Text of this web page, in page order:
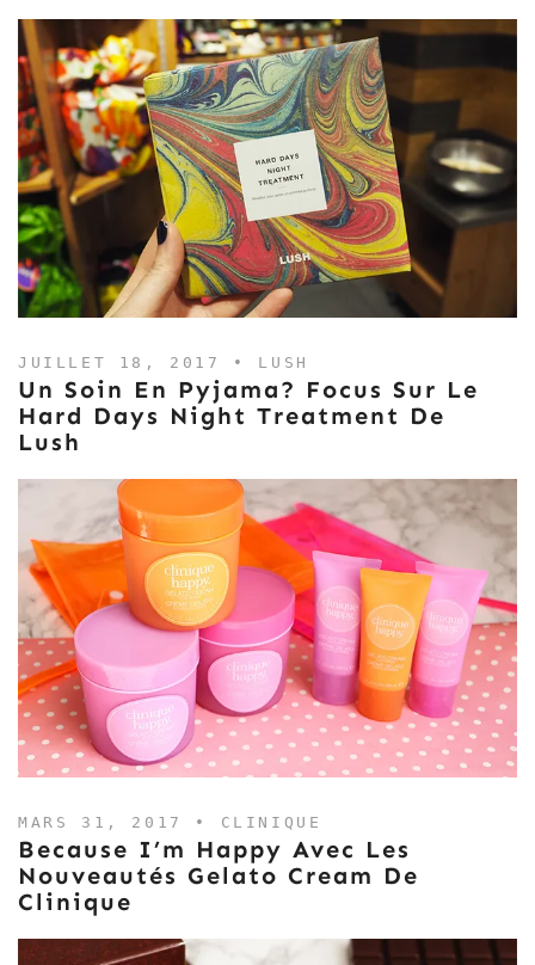
JUILLET 18, 2017 • LUSH
Un Soin En Pyjama? Focus Sur Le
Hard Days Night Treatment De
Lush
MARS 31, 2017 • CLINIQUE
Because I’m Happy Avec Les
Nouveautés Gelato Cream De
Clinique